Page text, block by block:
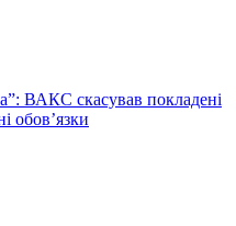
ВАКС скасував покладені
обов’язки